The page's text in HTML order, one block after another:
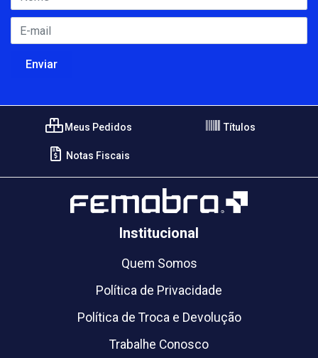
Meus Pedidos Títulos
Notas Fiscais
Institucional
Quem Somos
Política de Privacidade
Política de Troca e Devolução
Trabalhe Conosco